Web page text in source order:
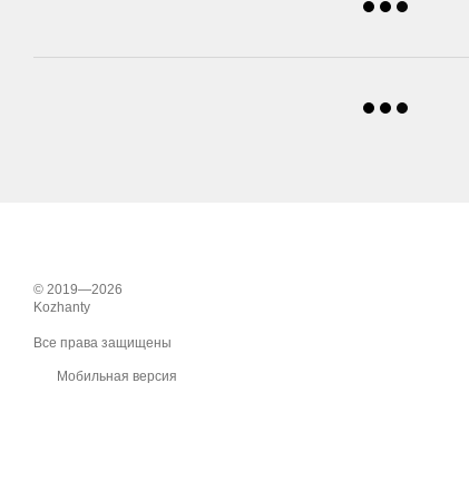
© 2019—2026
Kozhanty
Все права защищены
Мобильная версия